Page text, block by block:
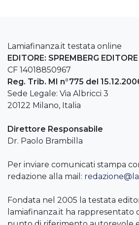
Lamiafinanza.it testata online
EDITORE: SPREMBERG
CF 14018850967
Reg. Trib. MI n°775 del
Sede Legale: Via Albricci 3
20122 Milano, Italia
Direttore Responsabile
Dr. Paolo Brambilla
Per inviare comunicati stampa
redazione alla mail:
Fondata nel 2005 la testata
lamiafinanza.it ha rappresentato